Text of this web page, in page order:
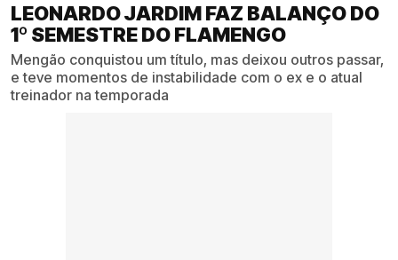
LEONARDO JARDIM FAZ BALANÇO DO
1º SEMESTRE DO FLAMENGO
Mengão conquistou um título, mas deixou outros passar,
e teve momentos de instabilidade com o ex e o atual
treinador na temporada